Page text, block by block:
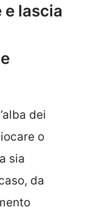
e lascia
dei
o
sia
da